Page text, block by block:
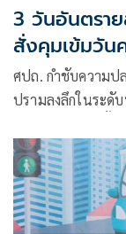
3 วันอันตรา
สั่งคุมเข้มวัน
ศปถ. กำชับความป
ปรามลงลึกในระดั